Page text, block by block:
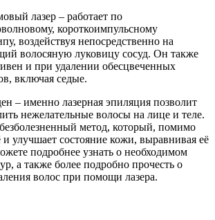
лазер – работает по
короткоимпульсному
воздействуя непосредственно на
волосяную луковицу сосуд. Он также
и при удалении обесцвеченных
включая седые.
– именно лазерная эпиляция позволит
нежелательные волосы на лице и теле.
метод, который, помимо
и улучшает состояние кожи, выравнивая её
подробнее узнать о необходимом
а также более подробно прочесть о
волос при помощи лазера.